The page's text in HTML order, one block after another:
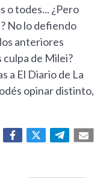
o todes... ¿Pero
No lo defiendo
anteriores
culpa de Milei?
a El Diario de La
opinar distinto,